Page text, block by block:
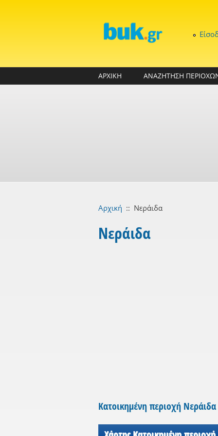
ΑΡΧΙΚΗ ΑΝΑΖΗΤΗΣΗ
Αρχική :: Νεράιδα
Νεράιδα
Κατοικημένη περιοχή Νεράιδα